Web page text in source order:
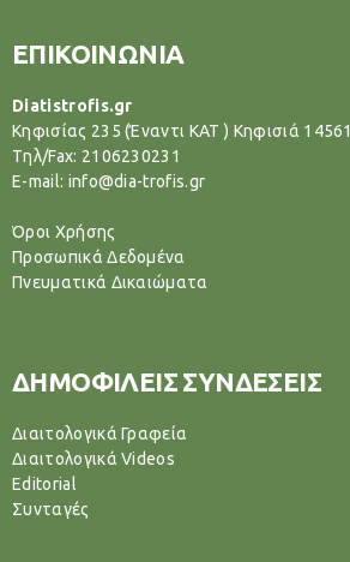
ΕΠΙΚΟΙΝΩΝΙΑ
Diatistrofis.gr
Κηφισίας 235 (Έναντι ΚΑΤ ) Κηφισιά 14561
Tηλ/Fax: 2106230231
E-mail: info@dia-trofis.gr
Όροι Χρήσης
Προσωπικά Δεδομένα
Πνευματικά Δικαιώματα
ΔΗΜΟΦΙΛΕΙΣ ΣΥΝΔΕΣΕΙΣ
Διαιτολογικά Γραφεία
Διαιτολογικά Videos
Editorial
Συνταγές